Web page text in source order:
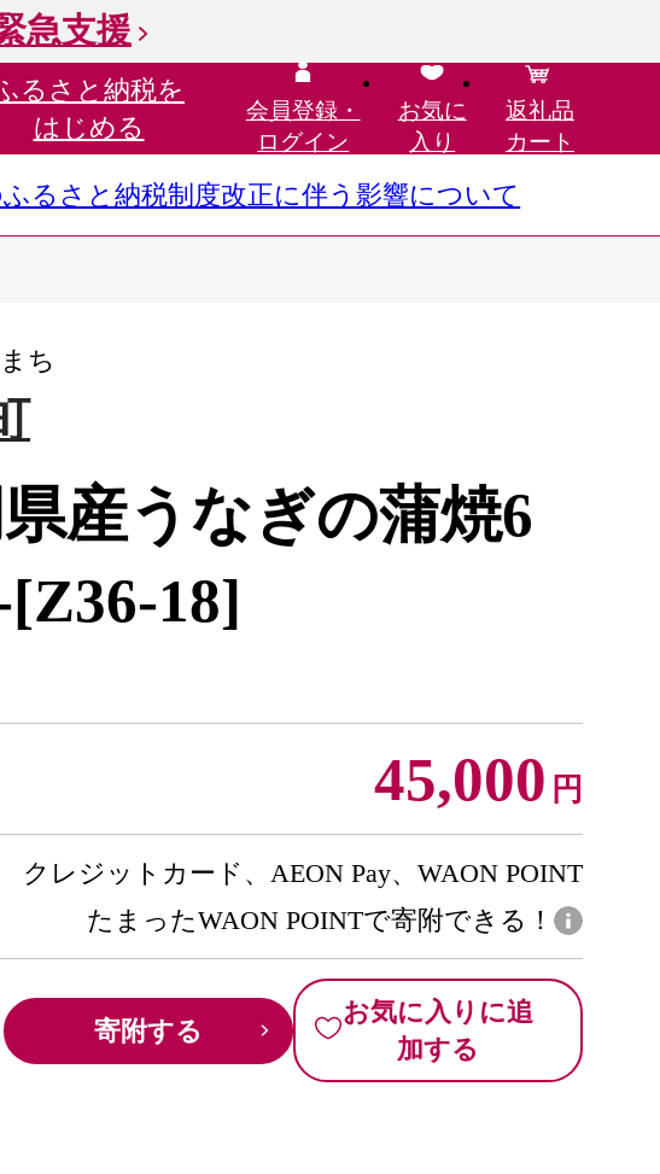
急支援
るさと納税を
はじめる
会員登録・
ログイン
お気に
入り
返礼品
カート
ふるさと納税制度改正に伴う影響について
ち
産うなぎの蒲焼6
18]
45,000 円
クレジットカード、AEON Pay、WAON POINT
たまったWAON POINTで寄附できる！
寄附する
お気に入りに追
加する